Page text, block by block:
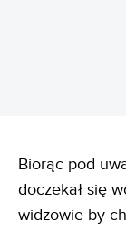
Biorąc pod
doczekał się
widzowie by